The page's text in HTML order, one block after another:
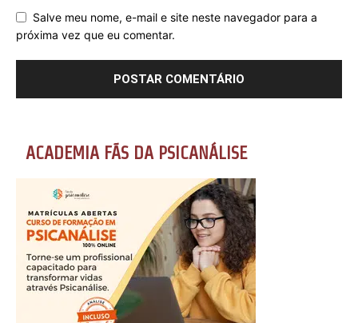
Salve meu nome, e-mail e site neste navegador para a
próxima vez que eu comentar.
ACADEMIA FÃS DA PSICANÁLISE